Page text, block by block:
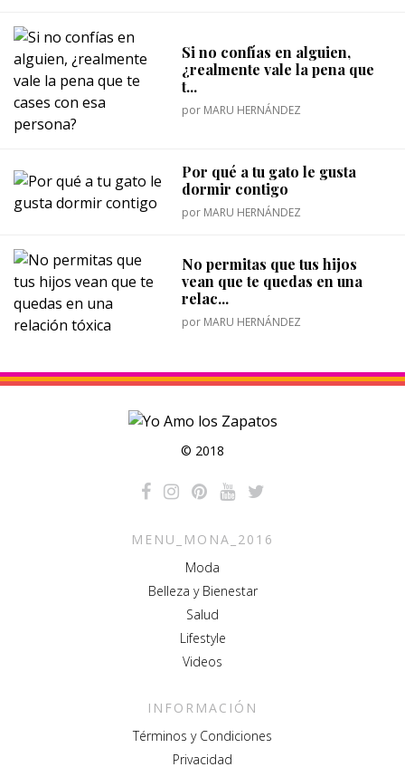
Si no confías en alguien,
¿realmente vale la pena que
t...
por MARU HERNÁNDEZ
Por qué a tu gato le gusta
dormir contigo
por MARU HERNÁNDEZ
No permitas que tus hijos
vean que te quedas en una
relac...
por MARU HERNÁNDEZ
© 2018
MENU_MONA_2016
Moda
Belleza y Bienestar
Salud
Lifestyle
Videos
INFORMACIÓN
Términos y Condiciones
Privacidad